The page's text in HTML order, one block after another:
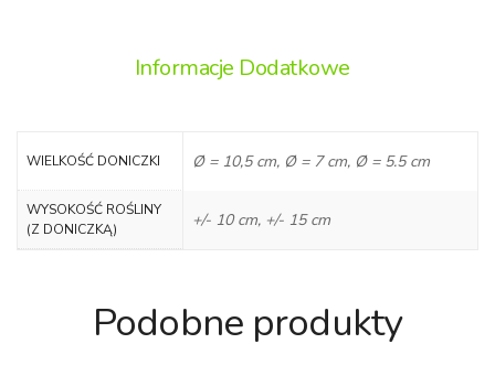
Informacje Dodatkowe
WIELKOŚĆ DONICZKI Ø = 10,5 cm, Ø = 7 cm, Ø = 5.5 cm
WYSOKOŚĆ ROŚLINY
(Z DONICZKĄ)
+/- 10 cm, +/- 15 cm
Podobne produkty